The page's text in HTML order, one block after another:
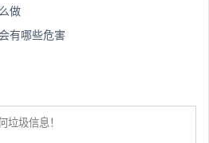
做
有哪些危害